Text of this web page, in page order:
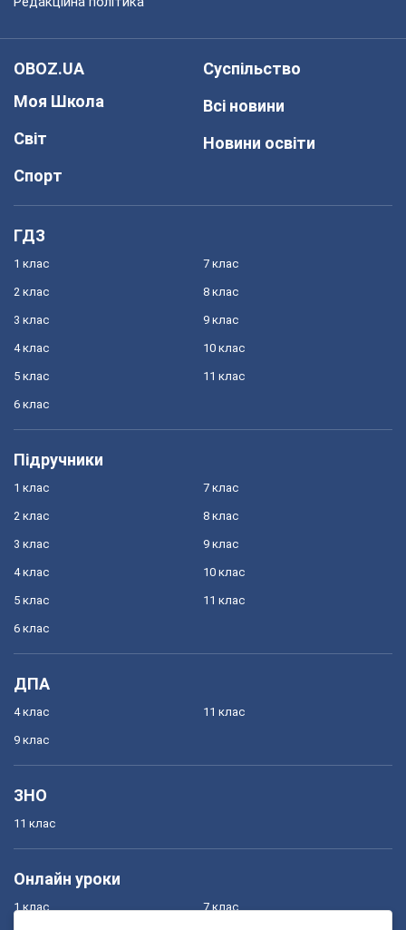
OBOZ.UA
Моя Школа
Світ
Спорт
Суспільство
Всі новини
Новини освіти
ГДЗ
1 клас
2 клас
3 клас
4 клас
5 клас
6 клас
7 клас
8 клас
9 клас
10 клас
11 клас
Підручники
1 клас
2 клас
3 клас
4 клас
5 клас
6 клас
7 клас
8 клас
9 клас
10 клас
11 клас
ДПА
4 клас
9 клас
11 клас
ЗНО
11 клас
Онлайн уроки
1 клас 7 клас